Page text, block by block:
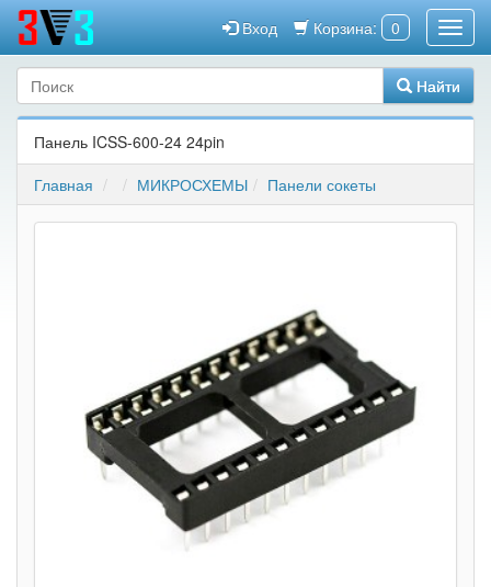
Корзина: 0
Вход
Найти
Панель ICSS-600-24 24pin
Главная
МИКРОСХЕМЫ Панели сокеты